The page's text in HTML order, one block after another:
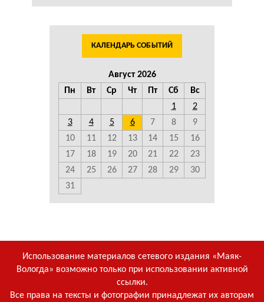
КАЛЕНДАРЬ СОБЫТИЙ
Август 2026
Пн
Вт Ср Чт Пт Сб
Вс
1
2
3
4 5 6 7 8
9
10
11 12 13 14 15
16
17
18 19 20 21 22
23
24
25 26 27 28 29
30
31
Использование материалов сетевого издания «Маяк-
Вологда» возможно только при использовании активной
ссылки.
Все права на тексты и фотографии принадлежат их авторам